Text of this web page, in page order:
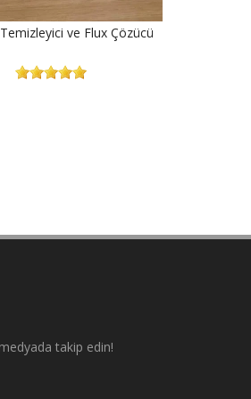
ve Flux Çözücü
takip edin!